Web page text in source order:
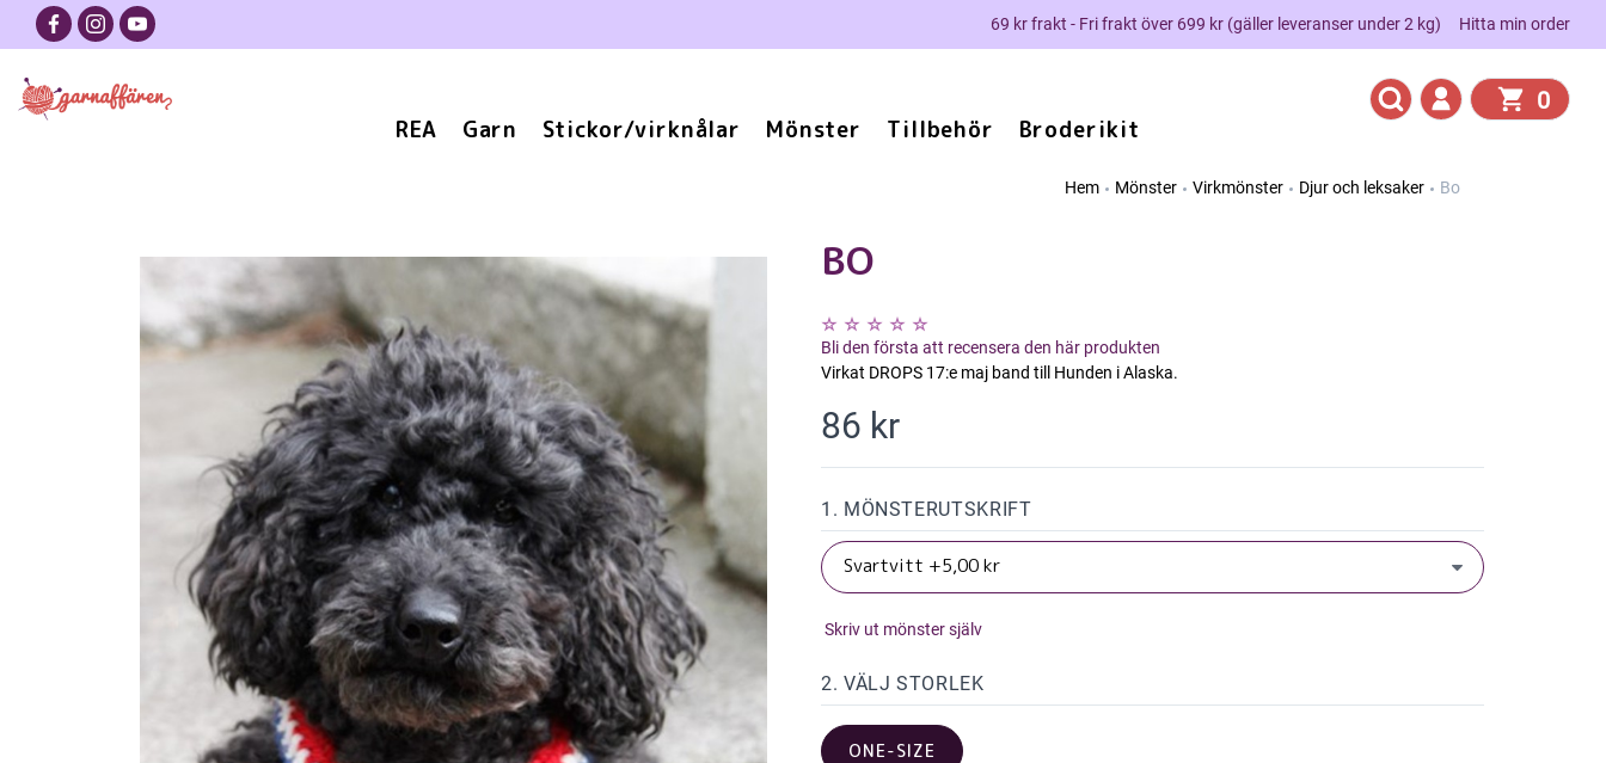
69 kr frakt - Fri frakt över 699 kr (gäller leveranser under 2 kg) Hitta min order
REA Garn Stickor/virknålar Mönster Tillbehör Broderikit
0
Hem Mönster Virkmönster Djur och leksaker Bo
BO
Bli den första att recensera den här produkten
Virkat DROPS 17:e maj band till Hunden i Alaska.
86 kr
1. MÖNSTERUTSKRIFT
Skriv ut mönster själv
2. VÄLJ STORLEK
ONE-SIZE